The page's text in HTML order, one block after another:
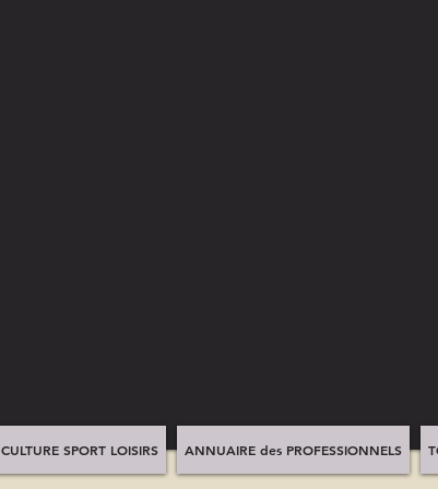
CULTURE SPORT LOISIRS ANNUAIRE des PROFESSIONNELS